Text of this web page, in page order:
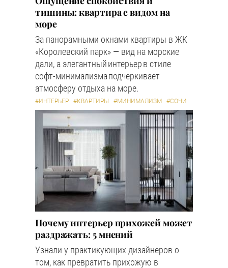
тишины: квартира с видом на
море
За панорамными окнами квартиры в ЖК
«Королевский парк» — вид на морские
дали, а элегантный интерьер в стиле
софт-минимализма подчеркивает
атмосферу отдыха на море.
#ИНТЕРЬЕР #КВАРТИРЫ #МИНИМАЛИЗМ #СОЧИ
Почему интерьер прихожей может
раздражать: 5 мнений
Узнали у практикующих дизайнеров о
том, как превратить прихожую в